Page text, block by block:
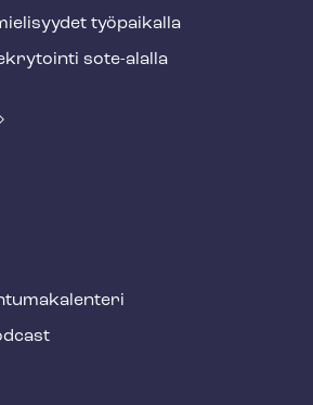
työpaikalla
sote-alalla